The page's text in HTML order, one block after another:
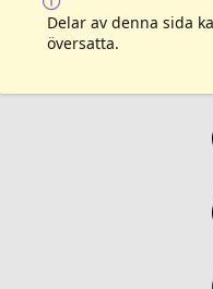
Delar av denna sida
översatta.